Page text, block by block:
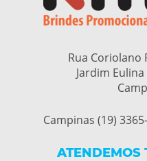
Rua Coriolano
Jardim Eulina
Campinas (19)
ATENDEMOS